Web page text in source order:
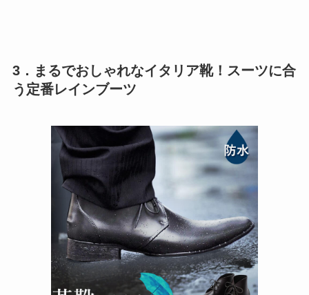
3．まるでおしゃれなイタリア靴！スーツに合
う定番レインブーツ